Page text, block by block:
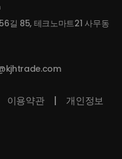
길 85, 테크노마트21 사무동
이용약관 |
개인정보